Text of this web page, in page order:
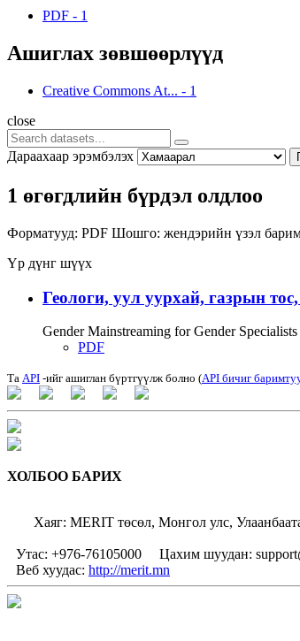
PDF - 1
Ашиглах зөвшөөрлүүд
Creative Commons At... - 1
close
Дараахаар эрэмбэлэх
1 өгөгдлийн бүрдэл олдлоо
Форматууд: PDF Шошго: жендэрийн үзэл
Үр дүнг шүүх
Геологи, уул уурхай, газрын
Gender Mainstreaming for Gender
PDF
Та API -ийг ашиглан бүртгүүлж болно (API бичиг
ХОЛБОО БАРИХ
Хаяг: MERIT төсөл, Монгол улс,
Утас: +976-76105000
Цахим шуудан:
Веб хуудас: http://merit.mn